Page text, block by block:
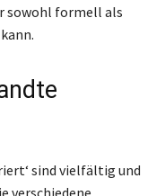
sowohl formell als
sind vielfältig und